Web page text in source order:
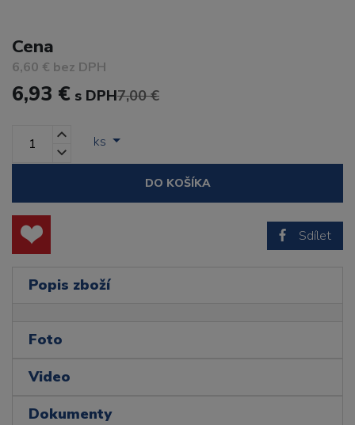
Cena
6,60 € bez DPH
6,93 € s DPH7,00 €
ks
DO KOŠÍKA
Sdílet
Popis zboží
Foto
Video
Dokumenty